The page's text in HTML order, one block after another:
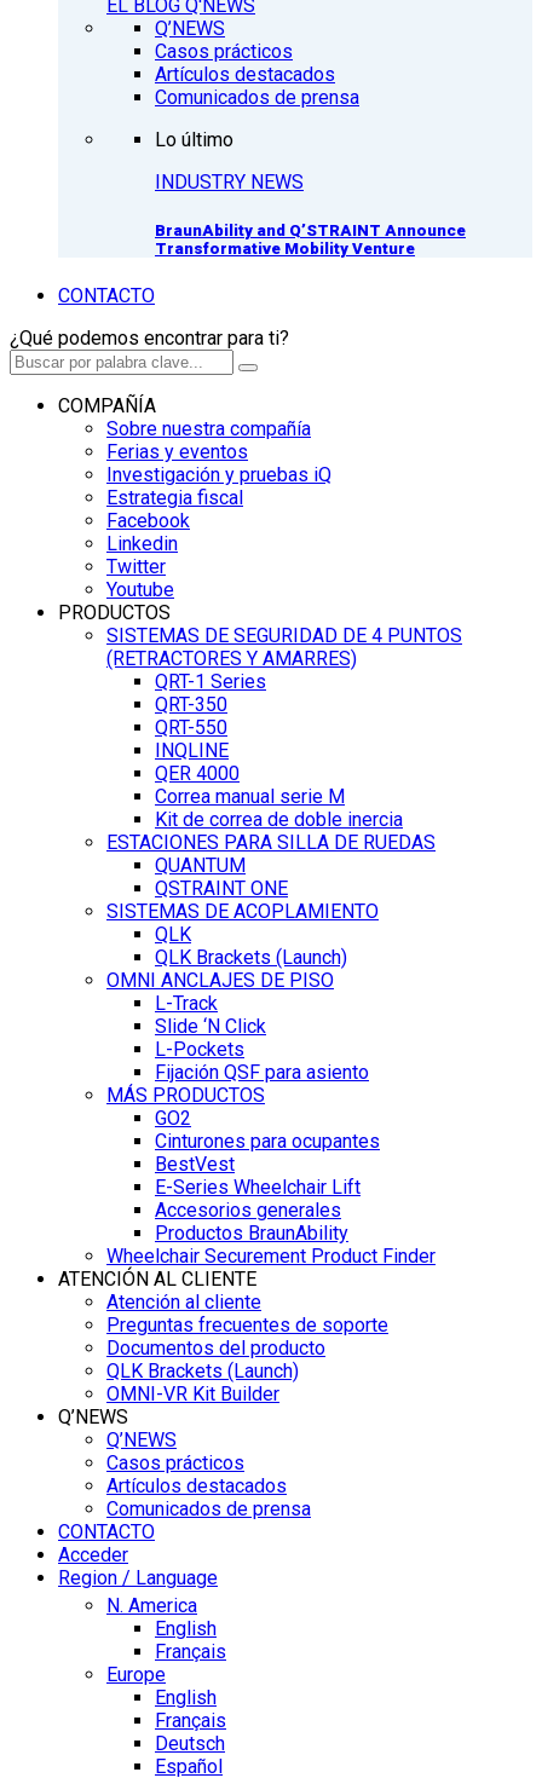
EL BLOG Q'NEWS
Q’NEWS
Casos prácticos
Artículos destacados
Comunicados de prensa
Lo último
INDUSTRY NEWS
BraunAbility and Q’STRAINT Announce
Transformative Mobility Venture
CONTACTO
¿Qué podemos encontrar para ti?
COMPAÑÍA
Sobre nuestra compañía
Ferias y eventos
Investigación y pruebas iQ
Estrategia fiscal
Facebook
Linkedin
Twitter
Youtube
PRODUCTOS
SISTEMAS DE SEGURIDAD DE 4 PUNTOS
(RETRACTORES Y AMARRES)
QRT-1 Series
QRT-350
QRT-550
INQLINE
QER 4000
Correa manual serie M
Kit de correa de doble inercia
ESTACIONES PARA SILLA DE RUEDAS
QUANTUM
QSTRAINT ONE
SISTEMAS DE ACOPLAMIENTO
QLK
QLK Brackets (Launch)
OMNI ANCLAJES DE PISO
L-Track
Slide ‘N Click
L-Pockets
Fijación QSF para asiento
MÁS PRODUCTOS
GO2
Cinturones para ocupantes
BestVest
E-Series Wheelchair Lift
Accesorios generales
Productos BraunAbility
Wheelchair Securement Product Finder
ATENCIÓN AL CLIENTE
Atención al cliente
Preguntas frecuentes de soporte
Documentos del producto
QLK Brackets (Launch)
OMNI-VR Kit Builder
Q’NEWS
Q’NEWS
Casos prácticos
Artículos destacados
Comunicados de prensa
CONTACTO
Acceder
Region / Language
N. America
English
Français
Europe
English
Français
Deutsch
Español